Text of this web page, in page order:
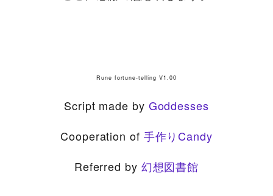
Rune fortune-telling V1.00
Script made by Goddesses
Cooperation of 手作りCandy
Referred by 幻想図書館